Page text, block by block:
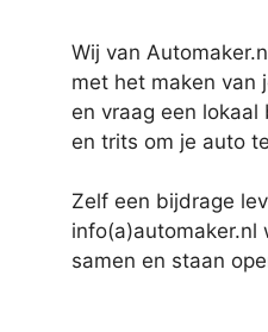
Wij van
met het maken van
en vraag een
en trits om je auto
Zelf een bijdrage
info(a)automaker.nl
samen en staan